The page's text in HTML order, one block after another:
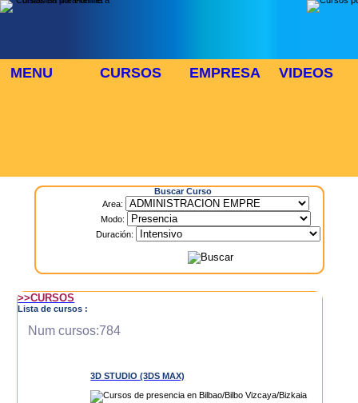
MENU CURSOS EMPRESA VIDEOS
Buscar Curso
Area:
Modo:
Duración:
>>CURSOS
Lista de cursos :
Num cursos:784
3D STUDIO (3DS MAX)